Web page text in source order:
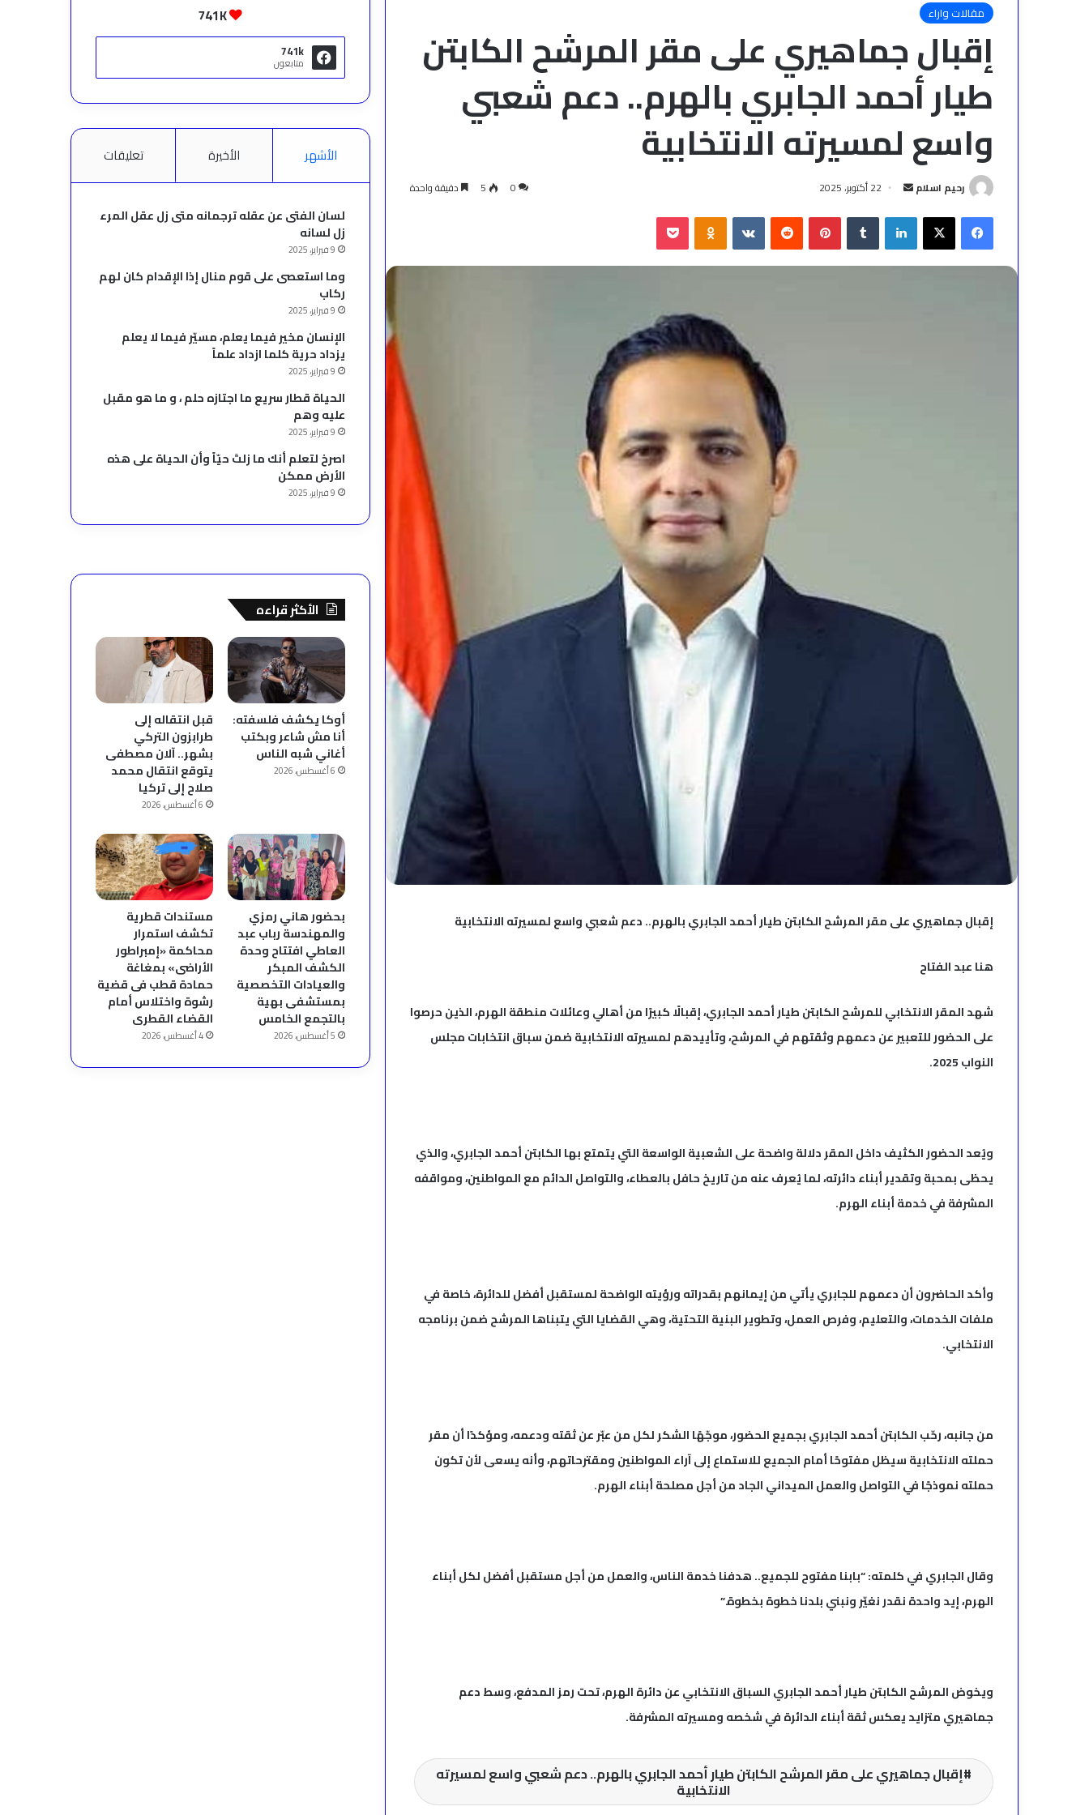
مقالات واراء
إقبال جماهيري على مقر المرشح الكابتن
طيار أحمد الجابري بالهرم.. دعم شعبي
واسع لمسيرته الانتخابية
رحيم اسلام
أرسل
إلكترونيا
22 أكتوبر، 2025 0
5 دقيقة واحدة
فيسبوك‫X لينكدإن بينتيريست Odnoklassniki
‫Pocket
إقبال جماهيري على مقر المرشح الكابتن طيار أحمد الجابري بالهرم.. دعم شعبي واسع لمسيرته الانتخابية
هنا عبد الفتاح
شهد المقر الانتخابي للمرشح الكابتن طيار أحمد الجابري، إقبالًا كبيرًا من أهالي وعائلات منطقة الهرم، الذين حرصوا
على الحضور للتعبير عن دعمهم وثقتهم في المرشح، وتأييدهم لمسيرته الانتخابية ضمن سباق انتخابات مجلس
النواب 2025.
ويُعد الحضور الكثيف داخل المقر دلالة واضحة على الشعبية الواسعة التي يتمتع بها الكابتن أحمد الجابري، والذي
يحظى بمحبة وتقدير أبناء دائرته، لما يُعرف عنه من تاريخ حافل بالعطاء، والتواصل الدائم مع المواطنين، ومواقفه
المشرفة في خدمة أبناء الهرم.
وأكد الحاضرون أن دعمهم للجابري يأتي من إيمانهم بقدراته ورؤيته الواضحة لمستقبل أفضل للدائرة، خاصة في
ملفات الخدمات، والتعليم، وفرص العمل، وتطوير البنية التحتية، وهي القضايا التي يتبناها المرشح ضمن برنامجه
الانتخابي.
من جانبه، رحّب الكابتن أحمد الجابري بجميع الحضور، موجّهًا الشكر لكل من عبّر عن ثقته ودعمه، ومؤكدًا أن مقر
حملته الانتخابية سيظل مفتوحًا أمام الجميع للاستماع إلى آراء المواطنين ومقترحاتهم، وأنه يسعى لأن تكون
حملته نموذجًا في التواصل والعمل الميداني الجاد من أجل مصلحة أبناء الهرم.
وقال الجابري في كلمته: “بابنا مفتوح للجميع.. هدفنا خدمة الناس، والعمل من أجل مستقبل أفضل لكل أبناء
الهرم، إيد واحدة نقدر نغيّر ونبني بلدنا خطوة بخطوة.”
ويخوض المرشح الكابتن طيار أحمد الجابري السباق الانتخابي عن دائرة الهرم، تحت رمز المدفع، وسط دعم
جماهيري متزايد يعكس ثقة أبناء الدائرة في شخصه ومسيرته المشرفة.
إقبال جماهيري على مقر المرشح الكابتن طيار أحمد الجابري بالهرم.. دعم شعبي واسع لمسيرته
الانتخابية
741K
741k
متابعون
الأشهر الأخيرة تعليقات
لسان الفتى عن عقله ترجمانه متى زل عقل المرء
زل لسانه
9 فبراير، 2025
وما استعصى على قوم منال إذا الإقدام كان لهم
ركاب
9 فبراير، 2025
الإنسان مخير فيما يعلم، مسيّر فيما لا يعلم
يزداد حرية كلما ازداد علماً
9 فبراير، 2025
الحياة قطار سريع ما اجتازه حلم ، و ما هو مقبل
عليه وهم
9 فبراير، 2025
‫اصرخ لتعلم أنك ما زلتَ حيّاً وأن الحياة على هذه
الأرض ممكن
9 فبراير، 2025
الأكثر قراءه
أوكا يكشف فلسفته:
أنا مش شاعر وبكتب
أغاني شبه الناس
6 أغسطس، 2026
قبل انتقاله إلى
طرابزون التركي
بشهر.. آلان مصطفى
يتوقع انتقال محمد
صلاح إلى تركيا
6 أغسطس، 2026
بحضور هاني رمزي
والمهندسة رباب عبد
العاطي افتتاح وحدة
الكشف المبكر
والعيادات التخصصية
بمستشفى بهية
بالتجمع الخامس
5 أغسطس، 2026
مستندات قطرية
تكشف استمرار
محاكمة «إمبراطور
الأراضى» بمغاغة
حمادة قطب فى قضية
رشوة واختلاس أمام
القضاء القطرى
4 أغسطس، 2026